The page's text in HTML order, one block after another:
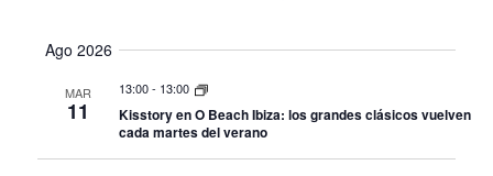
Ago 2026
MAR
11
13:00- 13:00
Kisstory en O Beach Ibiza: los grandes clásicos vuelven
cada martes del verano